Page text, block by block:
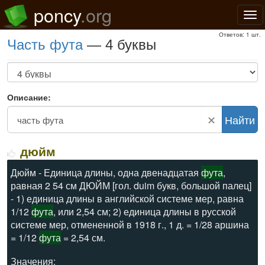
poncy.org
часть фута— 4 буквы
Ответов: 1 шт.
дюйм
Дюйм - Единица длины, одна двенадцатая фута,
равная 2 54 см ДЮЙМ [гол. duim букв, большой палец]
- 1) единица длины в английской системе мер, равна
1/12фута, или 2,54 см; 2) единица длины в русской
системе мер, отмененной в 1918 г., 1 д. = 1/28 аршина
= 1/12фута = 2,54 см.
Значения:
Описание:
✕ Найти